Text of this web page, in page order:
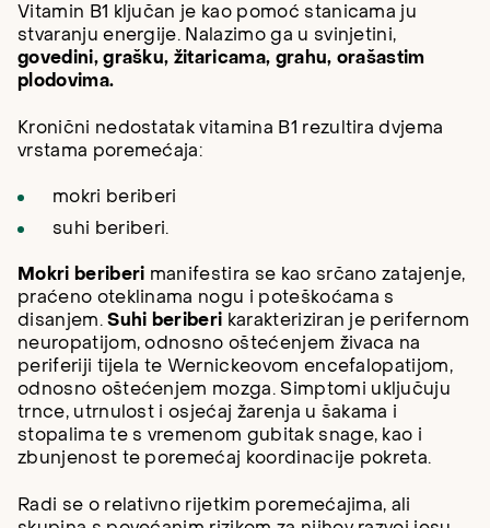
Vitamin B1 ključan je kao pomoć stanicama ju
stvaranju energije. Nalazimo ga u svinjetini,
govedini, grašku, žitaricama, grahu, orašastim
plodovima.
Kronični nedostatak vitamina B1 rezultira dvjema
vrstama poremećaja:
mokri beriberi
suhi beriberi.
Mokri beriberi manifestira se kao srčano zatajenje,
praćeno oteklinama nogu i poteškoćama s
disanjem.Suhi beriberi karakteriziran je perifernom
neuropatijom, odnosno oštećenjem živaca na
periferiji tijela te Wernickeovom encefalopatijom,
odnosno oštećenjem mozga. Simptomi uključuju
trnce, utrnulost i osjećaj žarenja u šakama i
stopalima te s vremenom gubitak snage, kao i
zbunjenost te poremećaj koordinacije pokreta.
Radi se o relativno rijetkim poremećajima, ali